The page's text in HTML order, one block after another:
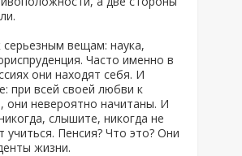
серьезным вещам: наука,
Часто именно в
они находят себя. И
при всей своей любви к
они невероятно начитаны. И
слышите, никогда не
учиться. Пенсия? Что это? Они
жизни.